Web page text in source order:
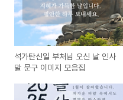
석가탄신일 부처님 오신 날 인사
말 문구 이미지 모음집